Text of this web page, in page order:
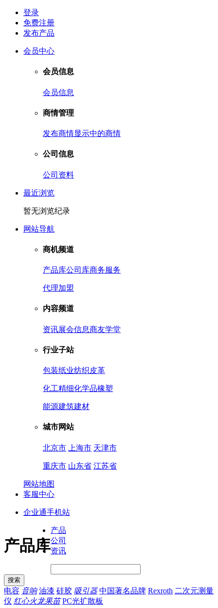
登录
免费注册
发布产品
会员中心
会员信息
会员信息
商情管理
发布商情显示中的商情
公司信息
公司资料
最近浏览
暂无浏览纪录
网站导航
商机频道
产品库公司库商务服务
代理加盟
内容频道
资讯展会信息商友学堂
行业子站
包装纸业纺织皮革
化工精细化学品橡塑
能源建筑建材
城市网站
北京市 上海市 天津市
重庆市 山东省 江苏省
网站地图
客服中心
企业通手机站
产品库
产品
公司
资讯
电容 音响 油漆 硅胶 吸引器 中国著名品牌 Rexroth 二次元测量
仪 红心火龙果苗 PC光扩散板